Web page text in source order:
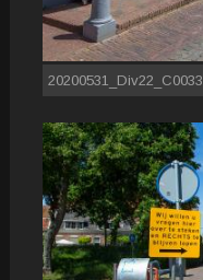
20200531_Div22_C0033